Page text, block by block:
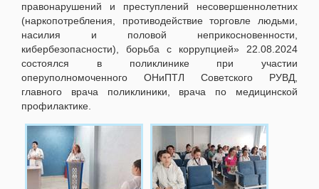
правонарушений и преступлений несовершеннолетних
(наркопотребления, противодействие торговле людьми,
насилия и половой неприкосновенности,
кибербезопасности), борьба с коррупцией» 22.08.2024
состоялся в поликлинике при участии
оперуполномоченного ОНиПТЛ Советского РУВД,
главного врача поликлиники, врача по медицинской
профилактике.